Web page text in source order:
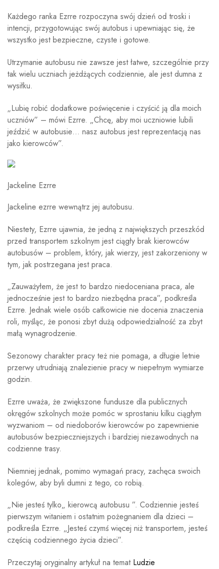
Każdego ranka Ezrre rozpoczyna swój dzień od troski i
intencji, przygotowując swój autobus i upewniając się, że
wszystko jest bezpieczne, czyste i gotowe.
Utrzymanie autobusu nie zawsze jest łatwe, szczególnie przy
tak wielu uczniach jeżdżących codziennie, ale jest dumna z
wysiłku.
„Lubię robić dodatkowe poświęcenie i czyścić ją dla moich
uczniów” – mówi Ezrre. „Chcę, aby moi uczniowie lubili
jeździć w autobusie… nasz autobus jest reprezentacją nas
jako kierowców”.
Jackeline Ezrre
Jackeline ezrre wewnątrz jej autobusu.
Niestety, Ezrre ujawnia, że ​​jedną z największych przeszkód
przed transportem szkolnym jest ciągły brak kierowców
autobusów – problem, który, jak wierzy, jest zakorzeniony w
tym, jak postrzegana jest praca.
„Zauważyłem, że jest to bardzo niedoceniana praca, ale
jednocześnie jest to bardzo niezbędna praca”, podkreśla
Ezrre. Jednak wiele osób całkowicie nie docenia znaczenia
roli, myśląc, że ponosi zbyt dużą odpowiedzialność za zbyt
małą wynagrodzenie.
Sezonowy charakter pracy też nie pomaga, a długie letnie
przerwy utrudniają znalezienie pracy w niepełnym wymiarze
godzin.
Ezrre uważa, że ​​zwiększone fundusze dla publicznych
okręgów szkolnych może pomóc w sprostaniu kilku ciągłym
wyzwaniom – od niedoborów kierowców po zapewnienie
autobusów bezpieczniejszych i bardziej niezawodnych na
codzienne trasy.
Niemniej jednak, pomimo wymagań pracy, zachęca swoich
kolegów, aby byli dumni z tego, co robią.
„Nie jesteś tylko„ kierowcą autobusu ”. Codziennie jesteś
pierwszym witaniem i ostatnim pożegnaniem dla dzieci –
podkreśla Ezrre. „Jesteś czymś więcej niż transportem, jesteś
częścią codziennego życia dzieci”.
Przeczytaj oryginalny artykuł na temat Ludzie